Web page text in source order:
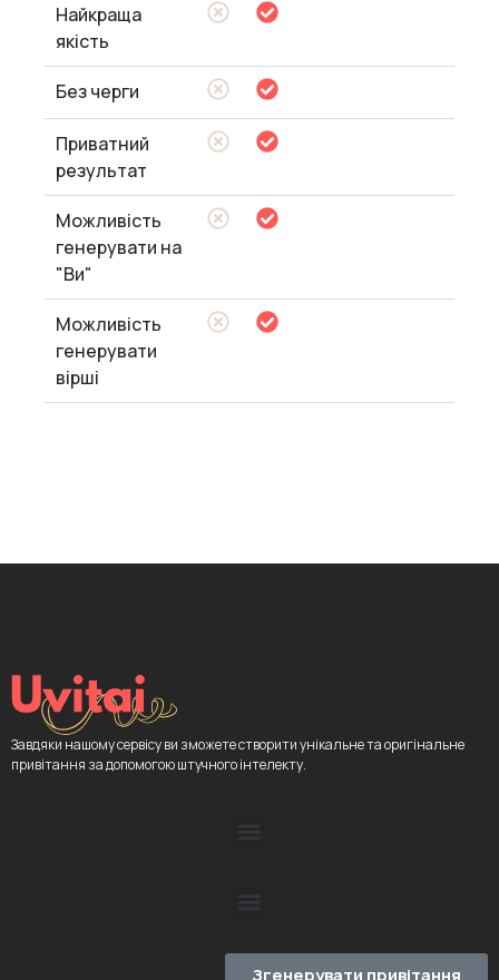
Найкраща
якість
Без черги
Приватний
результат
Можливість
генерувати на
"Ви"
Можливість
генерувати
вірші
Завдяки нашому сервісу ви зможете створити унікальне та оригінальне
привітання за допомогою штучного інтелекту.
Згенерувати привітання